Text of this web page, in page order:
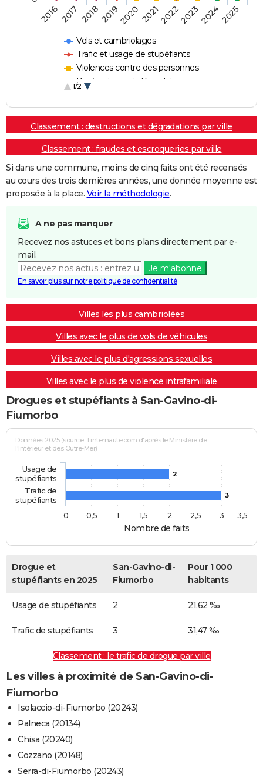
Vols et cambriolages
Trafic et usage de stupéfiants
Violences contre des personnes
Destructions et dégradations
1/2
20162017 20182019202020212022202320242025
Classement : destructions et dégradations par ville
Classement : fraudes et escroqueries par ville
Si dans une commune, moins de cinq faits ont été recensés
au cours des trois dernières années, une donnée moyenne est
proposée à la place. Voir la méthodologie.
A ne pas manquer
Recevez nos astuces et bons plans directement par e-
mail.
Je m'abonne
En savoir plus sur notre politique de confidentialité
Villes les plus cambriolées
Villes avec le plus de vols de véhicules
Villes avec le plus d'agressions sexuelles
Villes avec le plus de violence intrafamiliale
Drogues et stupéfiants à San-Gavino-di-
Fiumorbo
Nombre de faits
Données 2025 (source : Linternaute.com d'après le Ministère de
l'Intérieur et des Outre-Mer)
2
3
Usage de
stupéfiants
Trafic de
stupéfiants
0
0,5 1 1,5 2 2,5 3 3,5
Drogue et
stupéfiants en 2025
San-Gavino-di-
Fiumorbo
Pour 1 000
habitants
Usage de stupéfiants 2 21,62 ‰
Trafic de stupéfiants 3 31,47 ‰
Classement : le trafic de drogue par ville
Les villes à proximité de San-Gavino-di-
Fiumorbo
Isolaccio-di-Fiumorbo (20243)
Palneca (20134)
Chisa (20240)
Cozzano (20148)
Serra-di-Fiumorbo (20243)